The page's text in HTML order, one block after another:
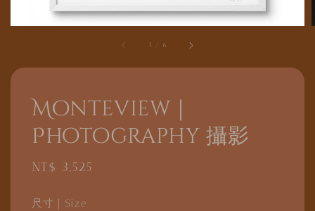
1 6
Monteview｜
Photography 攝影
Regular
NT$ 3,525
尺寸｜Size